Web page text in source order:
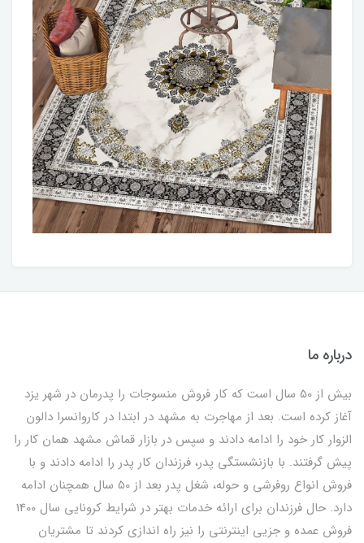
درباره ما
بیش از 50 سال است که کار فروش منسوجات را پدرمان در شهر یزد
آغاز کرده است. بعد از مهاجرت به مشهد در ابتدا در کاروانسرا دالون
الزوار کار خود را ادامه دادند و سپس در بازار قماش مشهد همان کار را
پیش گرفتند. با بازنشستگی پدر، فرزندان کار پدر را ادامه دادند و با
فروش انواع روفرشی و حوله، شغل پدر بعد از 50 سال همچنان ادامه
دارد. حال فرزندان برای ارائه خدمات بهتر در شرایط کرونایی سال 1400
فروش عمده و جزیی اینترنتی را نیز راه اندازی کردند تا مشتریان